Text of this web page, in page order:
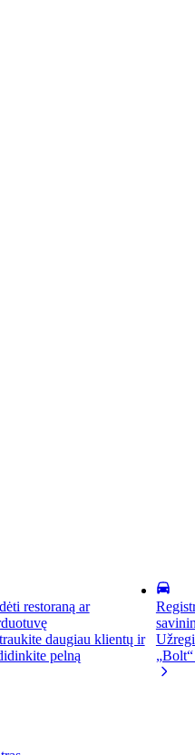
restoraną ar
daugiau klientų ir
pelną